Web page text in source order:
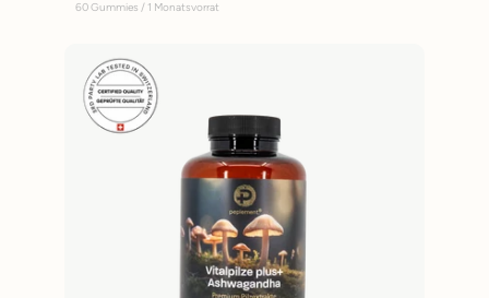
60 Gummies / 1 Monatsvorrat